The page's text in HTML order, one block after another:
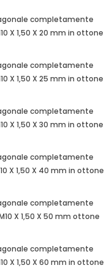
completamente
X 1,50 X 20 mm in ottone
completamente
X 1,50 X 25 mm in ottone
completamente
X 1,50 X 30 mm in ottone
completamente
X 1,50 X 40 mm in ottone
completamente
X 1,50 X 50 mm ottone
completamente
X 1,50 X 60 mm in ottone